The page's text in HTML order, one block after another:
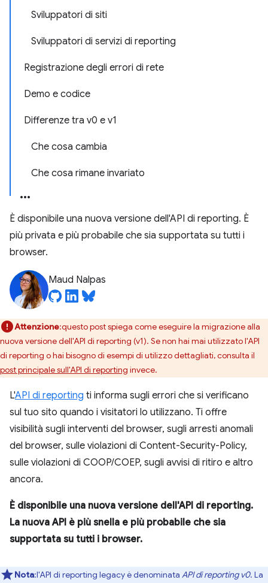
Sviluppatori di siti
Sviluppatori di servizi di reporting
Registrazione degli errori di rete
Demo e codice
Differenze tra v0 e v1
Che cosa cambia
Che cosa rimane invariato
È disponibile una nuova versione dell'API di reporting. È
più privata e più probabile che sia supportata su tutti i
browser.
Maud Nalpas
Attenzione:questo post spiega come eseguire la migrazione alla
nuova versione dell'API di reporting (v1). Se non hai mai utilizzato l'API
di reporting o hai bisogno di esempi di utilizzo dettagliati, consulta il
post principale sull'API di reporting invece.
L'API di reporting ti informa sugli errori che si verificano
sul tuo sito quando i visitatori lo utilizzano. Ti offre
visibilità sugli interventi del browser, sugli arresti anomali
del browser, sulle violazioni di Content-Security-Policy,
sulle violazioni di COOP/COEP, sugli avvisi di ritiro e altro
ancora.
È disponibile una nuova versione dell'API di reporting.
La nuova API è più snella e più probabile che sia
supportata su tutti i browser.
Nota:l'API di reporting legacy è denominata API di reporting v0. La